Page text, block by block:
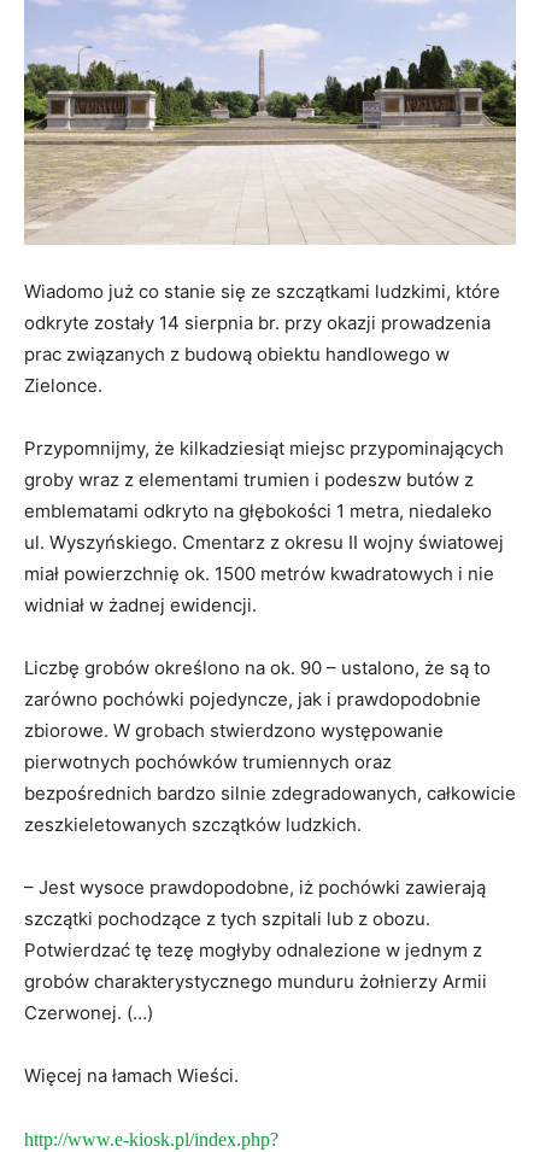
Wiadomo już co stanie się ze szczątkami ludzkimi, które
odkryte zostały 14 sierpnia br. przy okazji prowadzenia
prac związanych z budową obiektu handlowego w
Zielonce.
Przypomnijmy, że kilkadziesiąt miejsc przypominających
groby wraz z elementami trumien i podeszw butów z
emblematami odkryto na głębokości 1 metra, niedaleko
ul. Wyszyńskiego. Cmentarz z okresu II wojny światowej
miał powierzchnię ok. 1500 metrów kwadratowych i nie
widniał w żadnej ewidencji.
Liczbę grobów określono na ok. 90 – ustalono, że są to
zarówno pochówki pojedyncze, jak i prawdopodobnie
zbiorowe. W grobach stwierdzono występowanie
pierwotnych pochówków trumiennych oraz
bezpośrednich bardzo silnie zdegradowanych, całkowicie
zeszkieletowanych szczątków ludzkich.
– Jest wysoce prawdopodobne, iż pochówki zawierają
szczątki pochodzące z tych szpitali lub z obozu.
Potwierdzać tę tezę mogłyby odnalezione w jednym z
grobów charakterystycznego munduru żołnierzy Armii
Czerwonej. (…)
Więcej na łamach Wieści.
http://www.e-kiosk.pl/index.php?